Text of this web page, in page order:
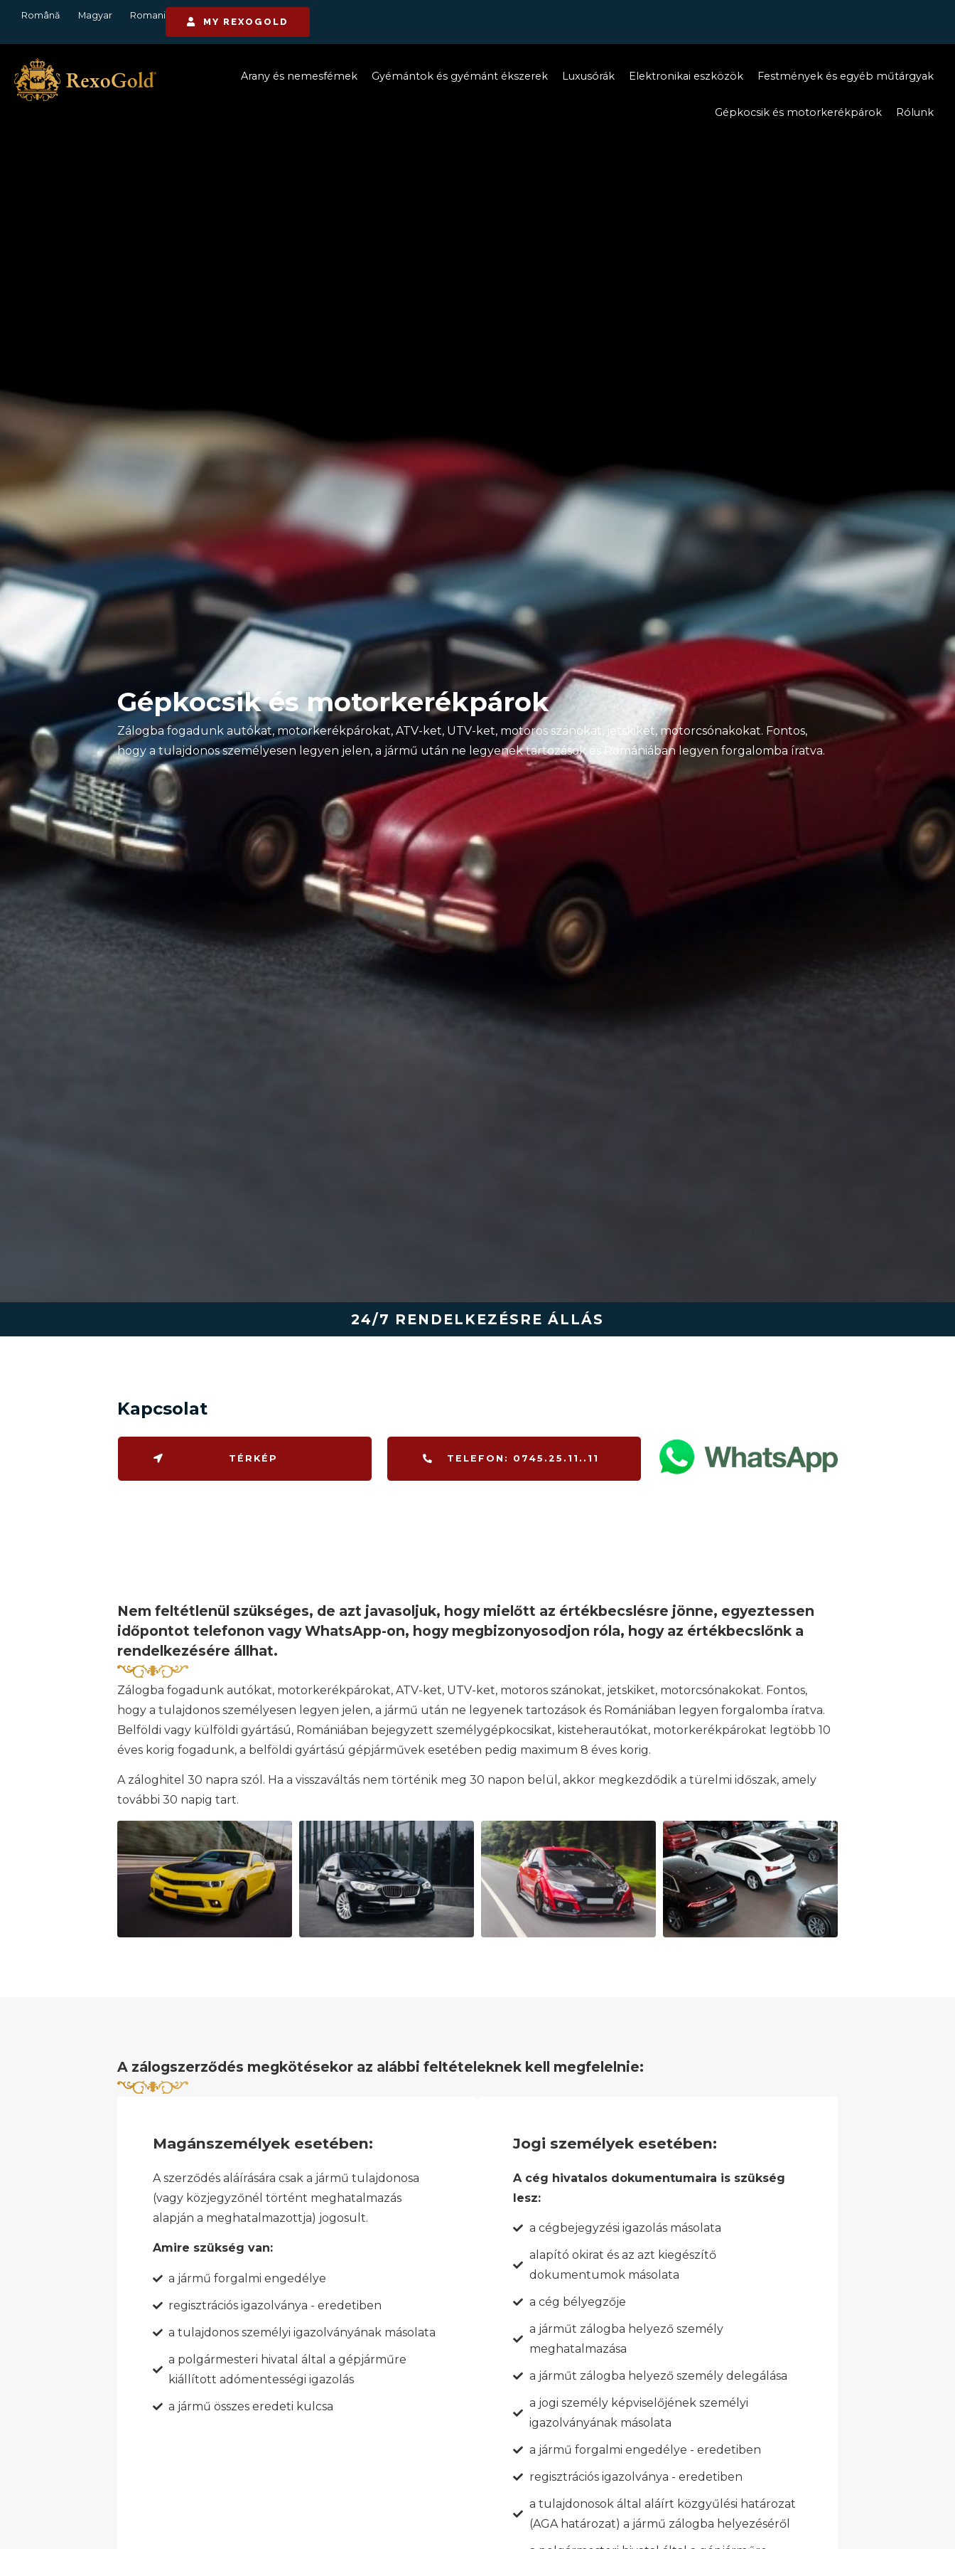
Română Magyar Romani
MY REXOGOLD
Arany és nemesfémek Gyémántok és gyémánt ékszerek Luxusórák Elektronikai eszközök Festmények és egyéb műtárgyak
Gépkocsik és motorkerékpárok Rólunk
Gépkocsik és motorkerékpárok
Zálogba fogadunk autókat, motorkerékpárokat, ATV-ket, UTV-ket, motoros szánokat, jetskiket, motorcsónakokat. Fontos,
hogy a tulajdonos személyesen legyen jelen, a jármű után ne legyenek tartozások és Romániában legyen forgalomba íratva.
24/7 RENDELKEZÉSRE ÁLLÁS
Kapcsolat
TÉRKÉP TELEFON: 0745.25.11..11
Nem feltétlenül szükséges, de azt javasoljuk, hogy mielőtt az értékbecslésre jönne, egyeztessen
időpontot telefonon vagy WhatsApp-on, hogy megbizonyosodjon róla, hogy az értékbecslőnk a
rendelkezésére állhat.
Zálogba fogadunk autókat, motorkerékpárokat, ATV-ket, UTV-ket, motoros szánokat, jetskiket, motorcsónakokat. Fontos,
hogy a tulajdonos személyesen legyen jelen, a jármű után ne legyenek tartozások és Romániában legyen forgalomba íratva.
Belföldi vagy külföldi gyártású, Romániában bejegyzett személygépkocsikat, kisteherautókat, motorkerékpárokat legtöbb 10
éves korig fogadunk, a belföldi gyártású gépjárművek esetében pedig maximum 8 éves korig.
A záloghitel 30 napra szól. Ha a visszaváltás nem történik meg 30 napon belül, akkor megkezdődik a türelmi időszak, amely
további 30 napig tart.
A zálogszerződés megkötésekor az alábbi feltételeknek kell megfelelnie:
Magánszemélyek esetében:
A szerződés aláírására csak a jármű tulajdonosa
(vagy közjegyzőnél történt meghatalmazás
alapján a meghatalmazottja) jogosult.
Amire szükség van:
a jármű forgalmi engedélye
regisztrációs igazolványa - eredetiben
a tulajdonos személyi igazolványának másolata
a polgármesteri hivatal által a gépjárműre
kiállított adómentességi igazolás
a jármű összes eredeti kulcsa
Jogi személyek esetében:
A cég hivatalos dokumentumaira is szükség
lesz:
a cégbejegyzési igazolás másolata
alapító okirat és az azt kiegészítő
dokumentumok másolata
a cég bélyegzője
a járműt zálogba helyező személy
meghatalmazása
a járműt zálogba helyező személy delegálása
a jogi személy képviselőjének személyi
igazolványának másolata
a jármű forgalmi engedélye - eredetiben
regisztrációs igazolványa - eredetiben
a tulajdonosok által aláírt közgyűlési határozat
(AGA határozat) a jármű zálogba helyezéséről